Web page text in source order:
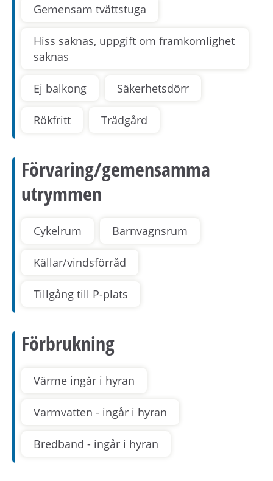
Gemensam tvättstuga
Hiss saknas, uppgift om framkomlighet
saknas
Ej balkong Säkerhetsdörr
Rökfritt Trädgård
Förvaring/gemensamma
utrymmen
Cykelrum Barnvagnsrum
Källar/vindsförråd
Tillgång till P-plats
Förbrukning
Värme ingår i hyran
Varmvatten - ingår i hyran
Bredband - ingår i hyran